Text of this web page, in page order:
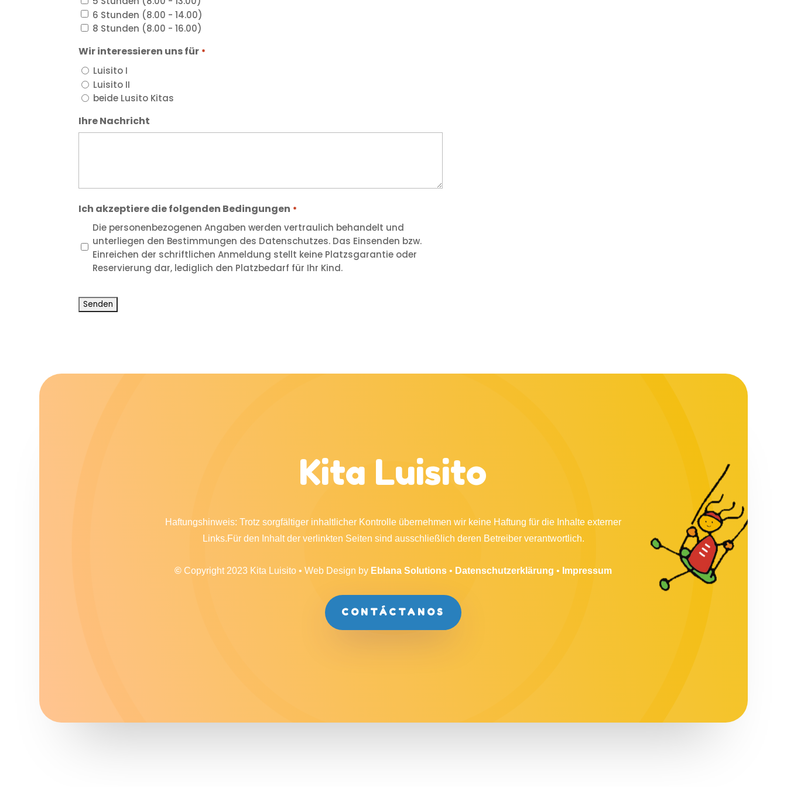
6 Stunden (8.00 - 14.00)
8 Stunden (8.00 - 16.00)
Wir interessieren uns für *
Luisito I
Luisito II
beide Lusito Kitas
Ihre Nachricht
Ich akzeptiere die folgenden Bedingungen *
Die personenbezogenen Angaben werden vertraulich behandelt und
unterliegen den Bestimmungen des Datenschutzes. Das Einsenden bzw.
Einreichen der schriftlichen Anmeldung stellt keine Platzsgarantie oder
Reservierung dar, lediglich den Platzbedarf für Ihr Kind.
Kita Luisito
Haftungshinweis: Trotz sorgfältiger inhaltlicher Kontrolle übernehmen wir keine Haftung für die Inhalte externer
Links.Für den Inhalt der verlinkten Seiten sind ausschließlich deren Betreiber verantwortlich.
© Copyright 2023 Kita Luisito • Web Design by Eblana Solutions • Datenschutzerklärung • Impressum
CONTÁCTANOS